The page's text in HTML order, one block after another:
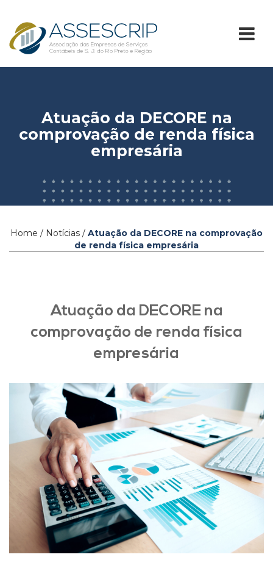
Atuação da DECORE na
comprovação de renda física
empresária
Home / Notícias / Atuação da DECORE na comprovação
de renda física empresária
Atuação da DECORE na
comprovação de renda física
empresária